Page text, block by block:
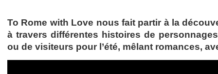
To Rome with Love nous fait partir à la
à travers différentes histoires de
ou de visiteurs pour l’été, mêlant romances,